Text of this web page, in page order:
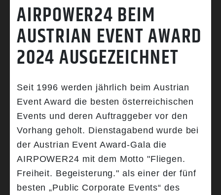
AIRPOWER24 BEIM
AUSTRIAN EVENT AWARD
2024 AUSGEZEICHNET
Seit 1996 werden jährlich beim Austrian
Event Award die besten österreichischen
Events und deren Auftraggeber vor den
Vorhang geholt. Dienstagabend wurde bei
der Austrian Event Award-Gala die
AIRPOWER24 mit dem Motto "Fliegen.
Freiheit. Begeisterung." als einer der fünf
besten „Public Corporate Events“ des